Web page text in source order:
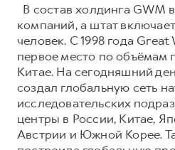
В состав холдинга GWM
компаний, а штат
человек. С 1998 года
первое место по объёмам
Китае. На сегодняшний
создал глобальную сеть
исследовательских
центры в России, Китае,
Австрии и Южной Корее.